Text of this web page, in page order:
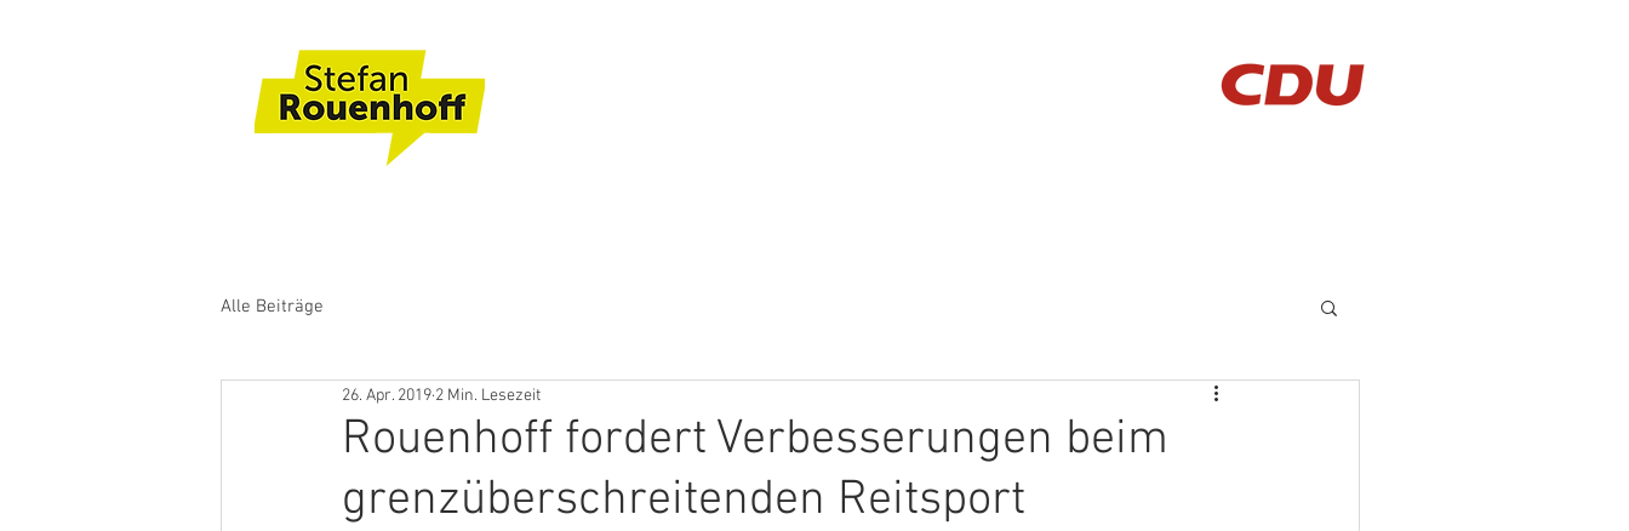
Alle Beiträge
Rouenhoff fordert Verbesserungen beim
grenzüberschreitenden Reitsport
26. Apr. 2019 2 Min. Lesezeit